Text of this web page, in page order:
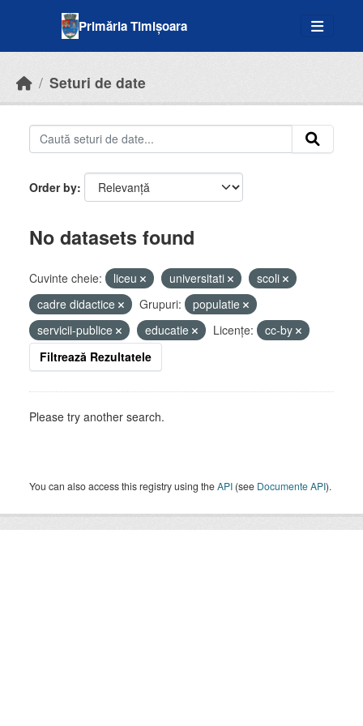
Primăria Timișoara
Seturi de date
Order by
No datasets found
Cuvinte cheie: liceu universitati
scoli
cadre didactice
Grupuri:
populatie
servicii-publice
educatie Licenţe:
cc-by
Filtrează Rezultatele
Please try another search.
You can also access this registry using theAPI (see Documente API).